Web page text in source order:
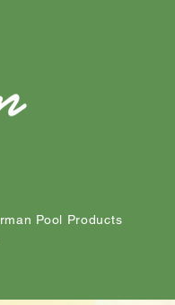
Pool Products